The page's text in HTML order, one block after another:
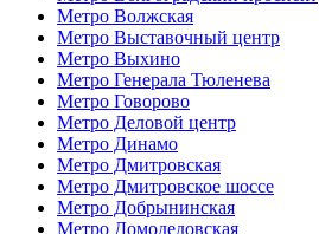
Метро Волжская
Метро Выставочный центр
Метро Выхино
Метро Генерала Тюленева
Метро Говорово
Метро Деловой центр
Метро Динамо
Метро Дмитровская
Метро Дмитровское шоссе
Метро Добрынинская
Метро Домодедовская